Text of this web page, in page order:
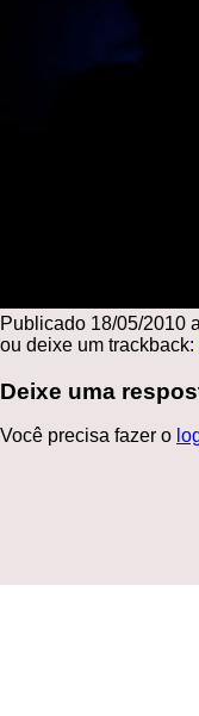
Publicado 18/05/2010
ou deixe um trackback:
Deixe uma
Você precisa fazer o